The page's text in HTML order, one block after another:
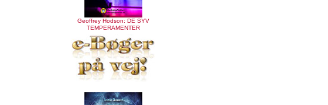
Geoffrey Hodson: DE SYV
TEMPERAMENTER